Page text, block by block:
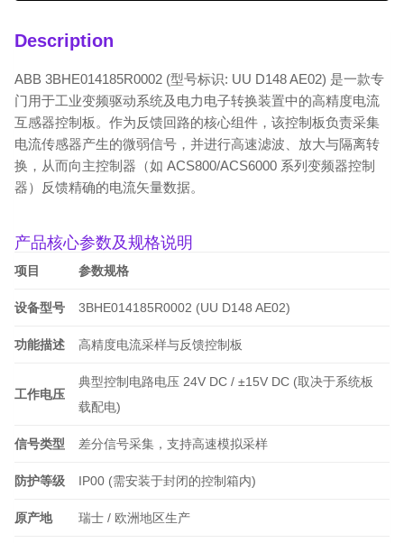
Description
ABB 3BHE014185R0002 (型号标识: UU D148 AE02) 是一款专
门用于工业变频驱动系统及电力电子转换装置中的高精度电流
互感器控制板。作为反馈回路的核心组件，该控制板负责采集
电流传感器产生的微弱信号，并进行高速滤波、放大与隔离转
换，从而向主控制器（如 ACS800/ACS6000 系列变频器控制
器）反馈精确的电流矢量数据。
产品核心参数及规格说明
项目 参数规格
设备型号 3BHE014185R0002 (UU D148 AE02)
功能描述 高精度电流采样与反馈控制板
工作电压
典型控制电路电压 24V DC / ±15V DC (取决于系统板
载配电)
信号类型 差分信号采集，支持高速模拟采样
防护等级 IP00 (需安装于封闭的控制箱内)
原产地 瑞士 / 欧洲地区生产